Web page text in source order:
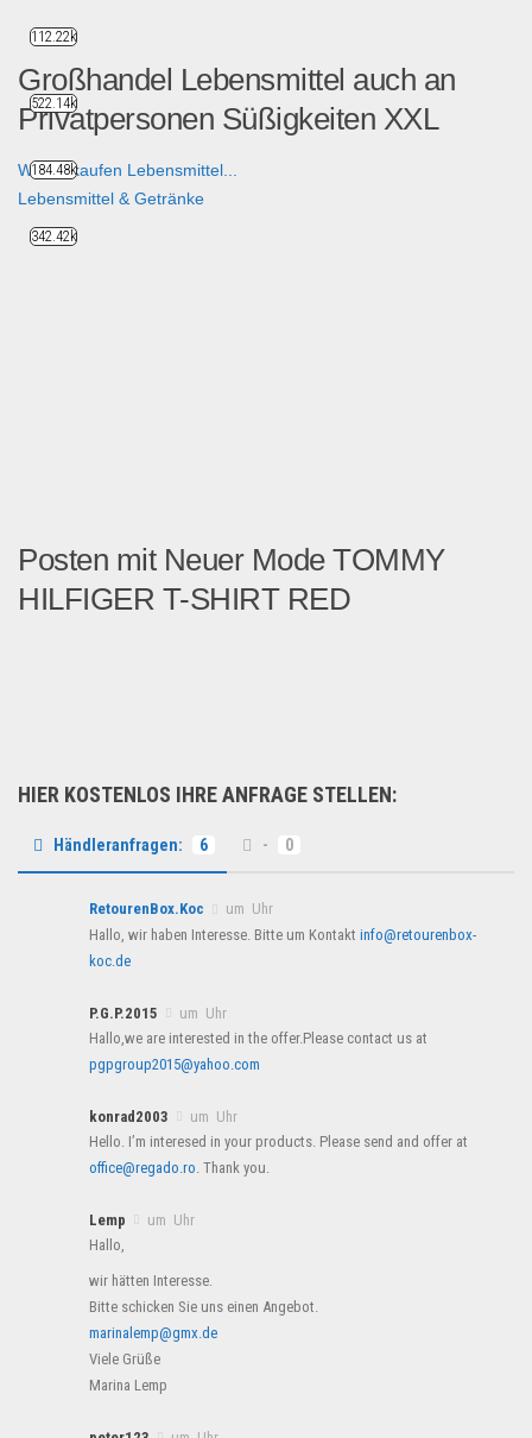
Großhandel Lebensmittel auch an
Privatpersonen Süßigkeiten XXL
Wir verkaufen Lebensmittel...
Lebensmittel & Getränke
Posten mit Neuer Mode TOMMY
HILFIGER T-SHIRT RED
HIER KOSTENLOS IHRE ANFRAGE STELLEN:
Händleranfragen: 6 - 0
RetourenBox.Koc
um Uhr
Hallo, wir haben Interesse. Bitte um Kontakt info@retourenbox-
koc.de
P.G.P.2015
um Uhr
Hallo,we are interested in the offer.Please contact us at
pgpgroup2015@yahoo.com
konrad2003
um Uhr
Hello. I’m interesed in your products. Please send and offer at
office@regado.ro. Thank you.
Lemp
um Uhr
Hallo,
wir hätten Interesse.
Bitte schicken Sie uns einen Angebot.
marinalemp@gmx.de
Viele Grüße
Marina Lemp
112.22k
522.14k
184.48k
342.42k